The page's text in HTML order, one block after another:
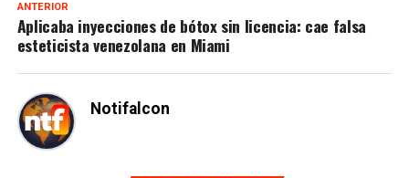
ANTERIOR
Aplicaba inyecciones de bótox sin licencia: cae falsa
esteticista venezolana en Miami
Notifalcon